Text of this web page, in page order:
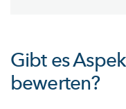
Gibt es
bewerten?